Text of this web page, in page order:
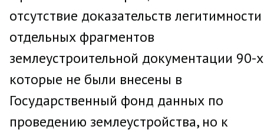
отсутствие доказательств легитимности
отдельных фрагментов
землеустроительной документации 90-
которые не были внесены в
Государственный фонд данных по
проведению землеустройства, но к